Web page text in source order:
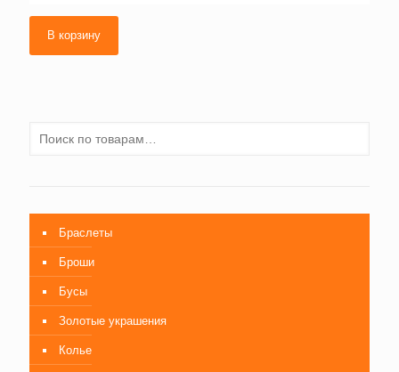
В корзину
Браслеты
Броши
Бусы
Золотые украшения
Колье